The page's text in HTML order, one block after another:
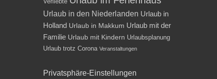
Urlaub in den Niederlanden Urlaub in
Holland Urlaub in Makkum Urlaub mit der
Familie Urlaub mit Kindern Urlaubsplanung
Urlaub trotz Corona Veranstaltungen
Privatsphäre-Einstellungen